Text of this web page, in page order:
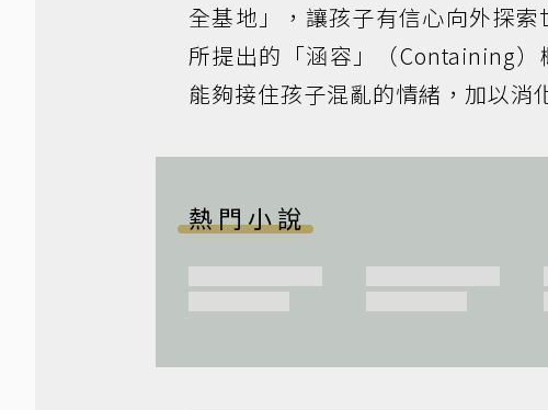
全基地」，讓孩子有信心向外探
所提出的「涵容」（Containing
能夠接住孩子混亂的情緒，加以消
熱門小說